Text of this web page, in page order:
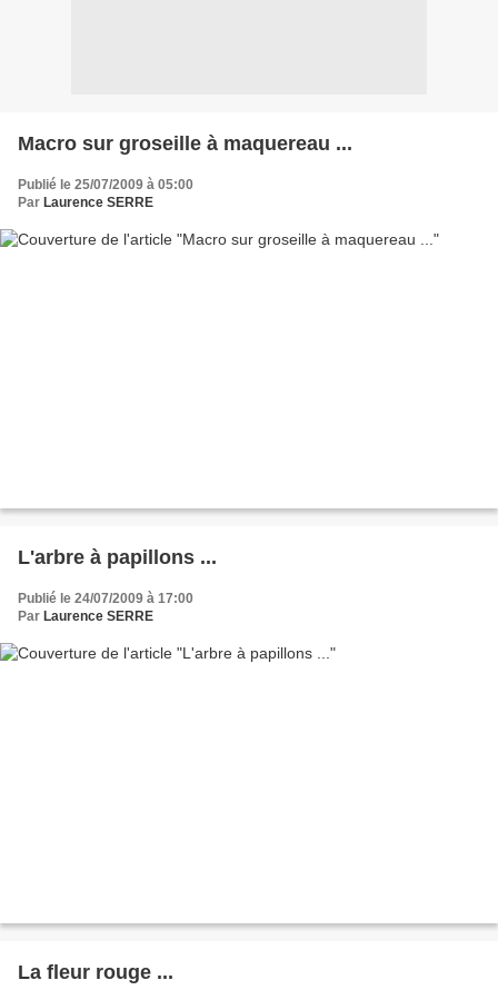
Macro sur groseille à maquereau ...
Publié le 25/07/2009 à 05:00
Par Laurence SERRE
L'arbre à papillons ...
Publié le 24/07/2009 à 17:00
Par Laurence SERRE
La fleur rouge ...